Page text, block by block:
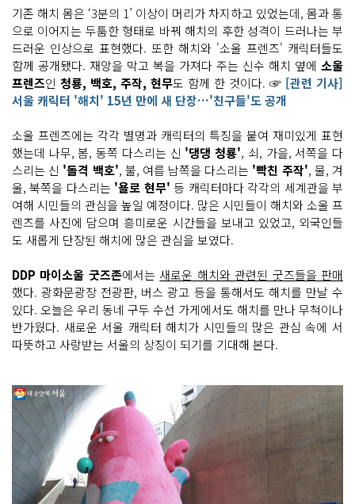
기존 해치 몸은 ‘3분의 1’ 이상이 머리가 차지하고 있었는데, 몸과 통
으로 이어지는 두툼한 형태로 바꿔 해치의 후한 성격이 드러나는 부
드러운 인상으로 표현했다. 또한 해치와 '소울 프렌즈' 캐릭터들도
함께 공개됐다. 재앙을 막고 복을 가져다 주는 신수 해치 옆에 소울
프렌즈인 청룡, 백호, 주작, 현무도 함께 한 것이다. ☞ [관련 기사]
서울 캐릭터 '해치' 15년 만에 새 단장…'친구들'도 공개
소울 프렌즈에는 각각 별명과 캐릭터의 특징을 붙여 재미있게 표현
했는데 나무, 봄, 동쪽 다스리는 신 '댕댕 청룡', 쇠, 가을, 서쪽을 다
스리는 신 '돌격 백호', 불, 여름 남쪽을 다스리는 '빡친 주작', 물, 겨
울, 북쪽을 다스리는 '욜로 현무' 등 캐릭터마다 각각의 세계관을 부
여해 시민들의 관심을 높일 예정이다. 많은 시민들이 해치와 소울 프
렌즈를 사진에 담으며 흥미로운 시간들을 보내고 있었고, 외국인들
도 새롭게 단장된 해치에 많은 관심을 보였다.
DDP 마이소울 굿즈존에서는 새로운 해치와 관련된 굿즈들을 판매
했다. 광화문광장 전광판, 버스 광고 등을 통해서도 해치를 만날 수
있다. 오늘은 우리 동네 구두 수선 가게에서도 해치를 만나 무척이나
반가웠다. 새로운 서울 캐릭터 해치가 시민들의 많은 관심 속에 서
따뜻하고 사랑받는 서울의 상징이 되기를 기대해 본다.